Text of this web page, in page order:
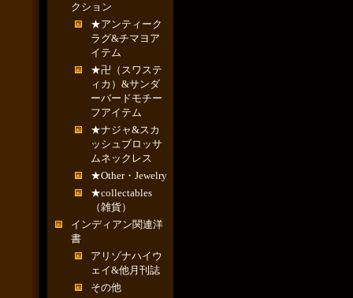
クション
★アンティーク
ラグ&チマヨア
イテム
★卍（スワステ
ィカ）&サンダ
ーバードモチー
フアイテム
★ナジャ&スカ
ッシュブロッサ
ムネックレス
★Other・Jewelry
★collectables
（雑貨）
インディアン関連洋
書
アリゾナハイウ
ェイ&他月刊誌
その他